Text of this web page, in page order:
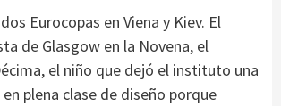
Eurocopas en Viena y Kiev. El
de Glasgow en la Novena, el
el niño que dejó el instituto una
plena clase de diseño porque